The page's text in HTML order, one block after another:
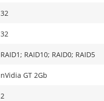
32
32
RAID1; RAID10; RAID0; RAID5
nVidia GT 2Gb
2